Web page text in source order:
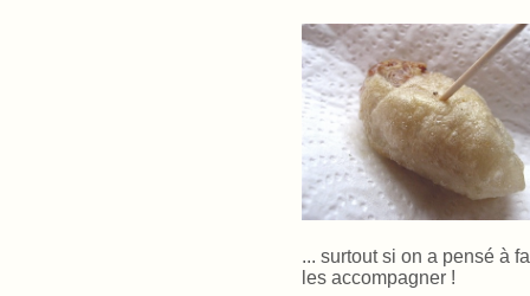
... surtout si on a pensé à
les accompagner !